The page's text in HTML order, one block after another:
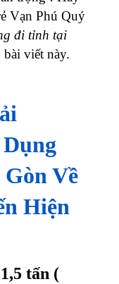
Vạn Phú Quý
đi tỉnh tại
viết này.
Về
Hiện
tấn (